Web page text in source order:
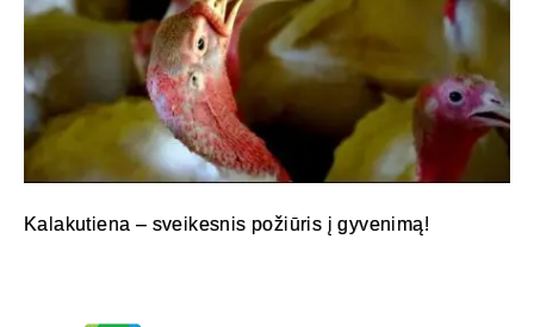
Kalakutiena – sveikesnis požiūris į gyvenimą!